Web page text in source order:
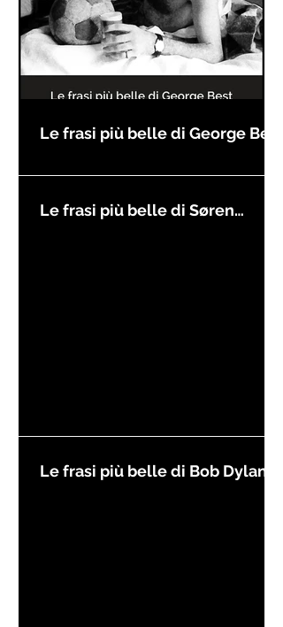
Le frasi più belle di George Best
Le frasi più belle di Søren
Le frasi più belle di Bob Dylan